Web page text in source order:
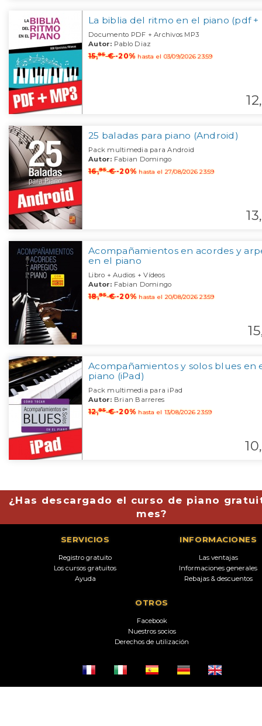
La biblia del ritmo en el piano (pdf +
Documento PDF + Archivos MP3
Autor: Pablo Diaz
15,95€-20%hasta el 03/09/2026 23:59
12,
25 baladas para piano (Android)
Pack multimedia para Android
Autor: Fabian Domingo
16,95€-20%hasta el 27/08/2026 23:59
13,
Acompañamientos en acordes y
en el piano
Libro + Audios + Vídeos
Autor: Fabian Domingo
18,95€-20%hasta el 20/08/2026 23:59
Acompañamientos y solos blues en
piano (iPad)
Pack multimedia para iPad
Autor: Brian Barreres
12,95€-20%hasta el 13/08/2026 23:59
10,
¿Has descargado el curso de piano
mes?
SERVICIOS
Registro gratuito
Los cursos gratuitos
Ayuda
INFORMACIONES
Las ventajas
Informaciones generales
Rebajas & descuentos
OTROS
Facebook
Nuestros socios
Derechos de utilización